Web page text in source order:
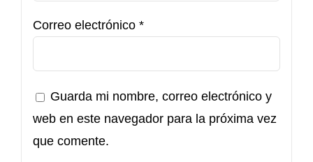
Correo electrónico *
Guarda mi nombre, correo electrónico y
web en este navegador para la próxima vez
que comente.